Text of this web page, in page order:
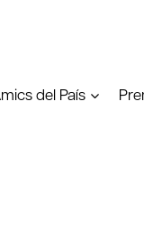
del País